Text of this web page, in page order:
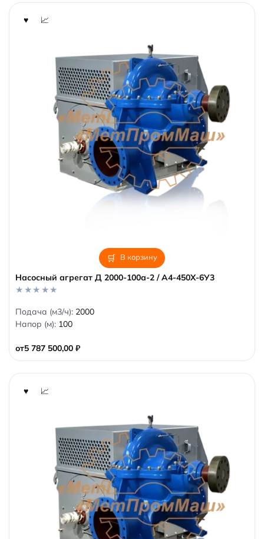
В корзину
Насосный агрегат Д 2000-100а-2 / А4-450Х-6У3
от5 787 500,00 ₽
0
o
u
f
5
Подача (м3/ч): 2000
Напор (м): 100